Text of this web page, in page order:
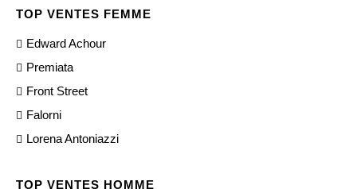
TOP VENTES FEMME
Edward Achour
Premiata
Front Street
Falorni
Lorena Antoniazzi
TOP VENTES HOMME